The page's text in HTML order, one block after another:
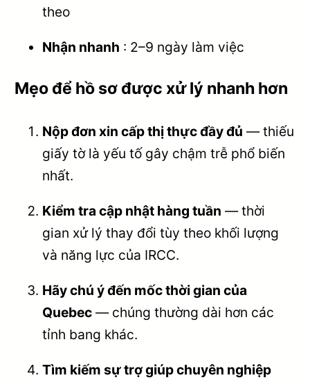
theo
Nhận nhanh : 2–9 ngày làm việc
Mẹo để hồ sơ được xử lý nhanh hơn
Nộp đơn xin cấp thị thực đầy đủ — thiếu
giấy tờ là yếu tố gây chậm trễ phổ biến
nhất.
Kiểm tra cập nhật hàng tuần — thời
gian xử lý thay đổi tùy theo khối lượng
và năng lực của IRCC.
Hãy chú ý đến mốc thời gian của
Quebec — chúng thường dài hơn các
tỉnh bang khác.
Tìm kiếm sự trợ giúp chuyên nghiệp